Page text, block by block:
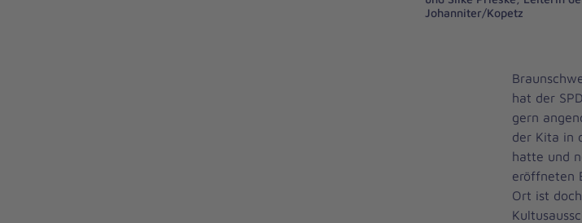
Johanniter/Kopetz
hat der
gern
der Kita in
hatte und
eröffneten
Ort ist